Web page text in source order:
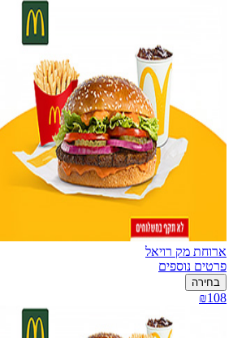
ארוחת מק רויאל
פרטים נוספים
בחירה
₪108